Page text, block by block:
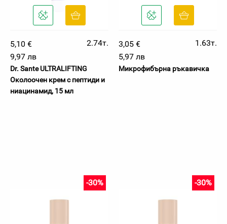
5,10 €
2.74т.
9,97 лв
Dr. Sante ULTRALIFTING
Околоочен крем с пептиди и
ниацинамид, 15 мл
3,05 €
1.63т.
5,97 лв
Микрофибърна ръкавичка
-30% -30%